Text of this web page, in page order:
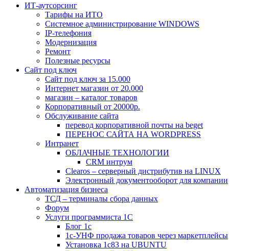
ИТ-аутсорсинг
Тарифы на ИТО
Системное администрирование WINDOWS
IP-телефония
Модернизация
Ремонт
Полезные ресурсы
Сайт под ключ
Сайт под ключ за 15.000
Интернет магазин от 20.000
магазин – каталог товаров
Корпоративный от 20000р.
Обслуживание сайта
перевод корпоративной почты на beget
ПЕРЕНОС САЙТА НА WORDPRESS
Интранет
ОБЛАЧНЫЕ ТЕХНОЛОГИИ
CRM интрум
Сlearos – серверный дистрибутив на LINUX
Электронный документооборот для компании
Автоматизация бизнеса
ТСД – терминалы сбора данных
Форум
Услуги программиста 1С
Блог 1с
1с-УНФ продажа товаров через маркетплейсы
Установка 1с83 на UBUNTU